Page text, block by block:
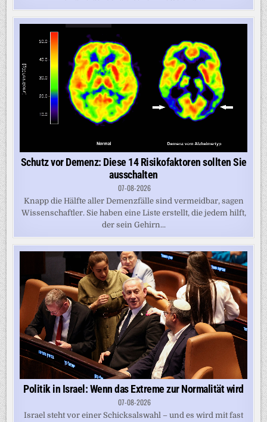
Schutz vor Demenz: Diese 14 Risikofaktoren sollten Sie
ausschalten
07-08-2026
Knapp die Hälfte aller Demenzfälle sind vermeidbar, sagen
Wissenschaftler. Sie haben eine Liste erstellt, die jedem hilft,
der sein Gehirn...
Politik in Israel: Wenn das Extreme zur Normalität wird
07-08-2026
Israel steht vor einer Schicksalswahl – und es wird mit fast